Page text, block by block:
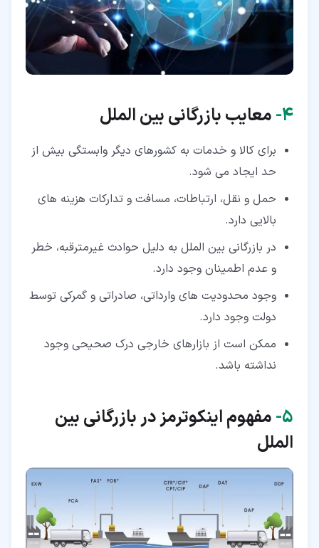
۴‏- معایب بازرگانی بین الملل
برای کالا و خدمات به کشورهای دیگر وابستگی بیش از
حد ایجاد می شود.
حمل و نقل، ارتباطات، مسافت و تدارکات هزینه های
بالایی دارد.
در بازرگانی بین الملل به دلیل حوادث غیرمترقبه، خطر
و عدم اطمینان وجود دارد.
وجود محدودیت های وارداتی، صادراتی و گمرکی توسط
دولت وجود دارد.
ممکن است از بازارهای خارجی درک صحیحی وجود
نداشته باشد.
۵‏- مفهوم اینکوترمز در بازرگانی بین
الملل